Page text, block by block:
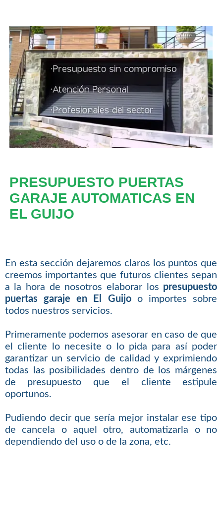
PRESUPUESTO PUERTAS
GARAJE AUTOMATICAS EN
EL GUIJO
En esta sección dejaremos claros los puntos que
creemos importantes que futuros clientes sepan
a la hora de nosotros elaborar los presupuesto
puertas garaje en El Guijoo importes sobre
todos nuestros servicios.
Primeramente podemos asesorar en caso de que
el cliente lo necesite o lo pida para así poder
garantizar un servicio de calidad y exprimiendo
todas las posibilidades dentro de los márgenes
de presupuesto que el cliente estipule
oportunos.
Pudiendo decir que sería mejor instalar ese tipo
de cancela o aquel otro, automatizarla o no
dependiendo del uso o de la zona, etc.